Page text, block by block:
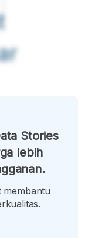
Stories
lebih
membantu